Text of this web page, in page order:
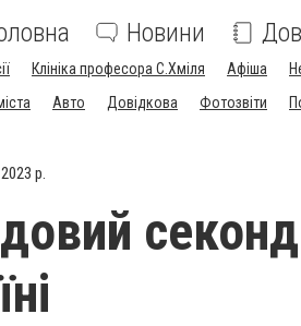
Новини
Клініка професора С.Хміля Афіша
Авто Довідкова Фотозвіти
р.